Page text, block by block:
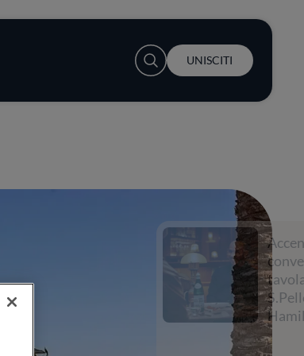
User account menu
UNISCITI
conversazione a
S.Pellegrino e Lewis